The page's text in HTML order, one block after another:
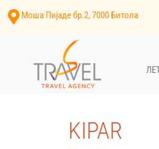
Моша Пијаде бр.2, 7000 Битола
KIPAR